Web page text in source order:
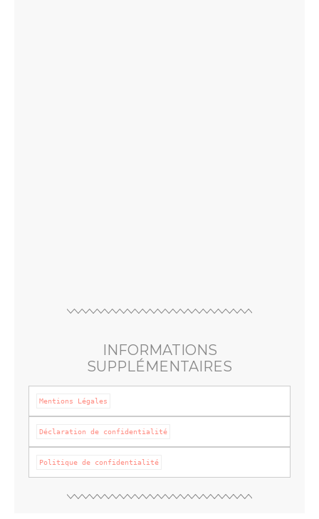
INFORMATIONS
SUPPLÉMENTAIRES
Mentions Légales
Politique de confidentialité